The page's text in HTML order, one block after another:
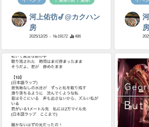
河上佑彷🎷@カクハン
房
2025/12/25 - №19172 486
房